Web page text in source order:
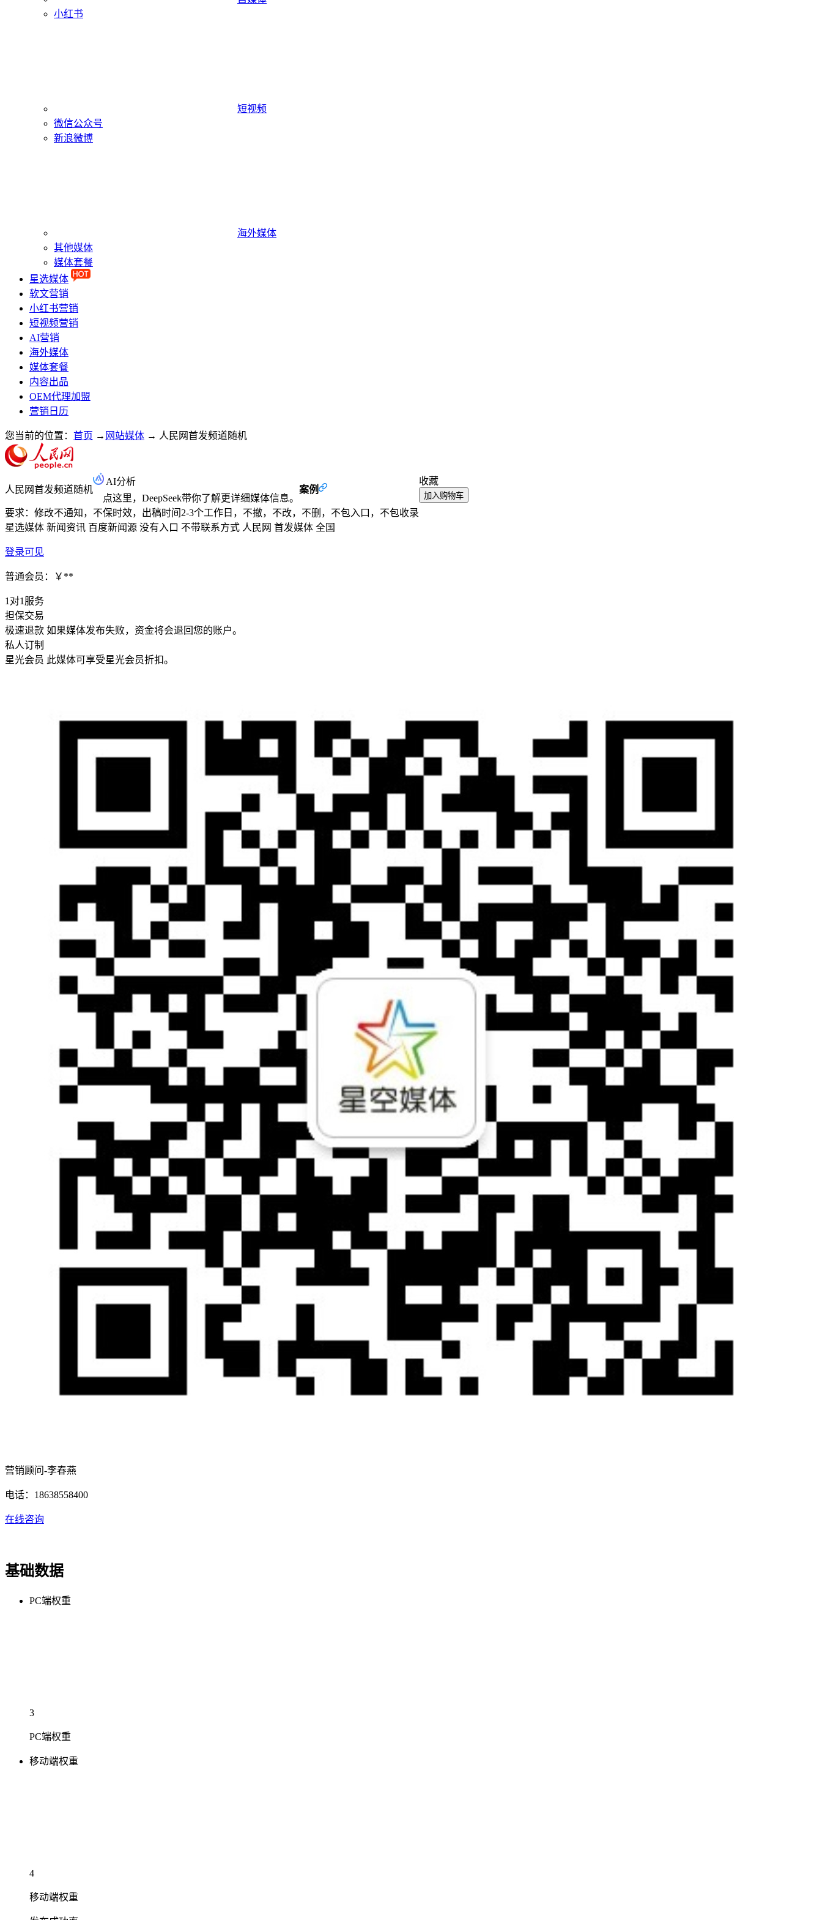
小红书
短视频
微信公众号
新浪微博
海外媒体
其他媒体
媒体套餐
星选媒体
软文营销
小红书营销
短视频营销
AI营销
海外媒体
媒体套餐
内容出品
OEM代理加盟
营销日历
您当前的位置： 首页 → 网站媒体 → 人民网首发频道随机
人民网首发频道随机
AI分析
点这里，DeepSeek带你了解更详细媒体信息。
案例
要求：修改不通知，不保时效，出稿时间2-3个工作日，不撤，不改，不删，不包入口，不包收录
收藏
加入购物车
星选媒体 新闻资讯 百度新闻源 没有入口 不带联系方式 人民网 首发媒体 全国
登录可见
普通会员：￥**
1对1服务
担保交易
极速退款 如果媒体发布失败，资金将会退回您的账户。
私人订制
星光会员 此媒体可享受星光会员折扣。
营销顾问-李春燕
电话：18638558400
在线咨询
基础数据
PC端权重
3
PC端权重
移动端权重
4
移动端权重